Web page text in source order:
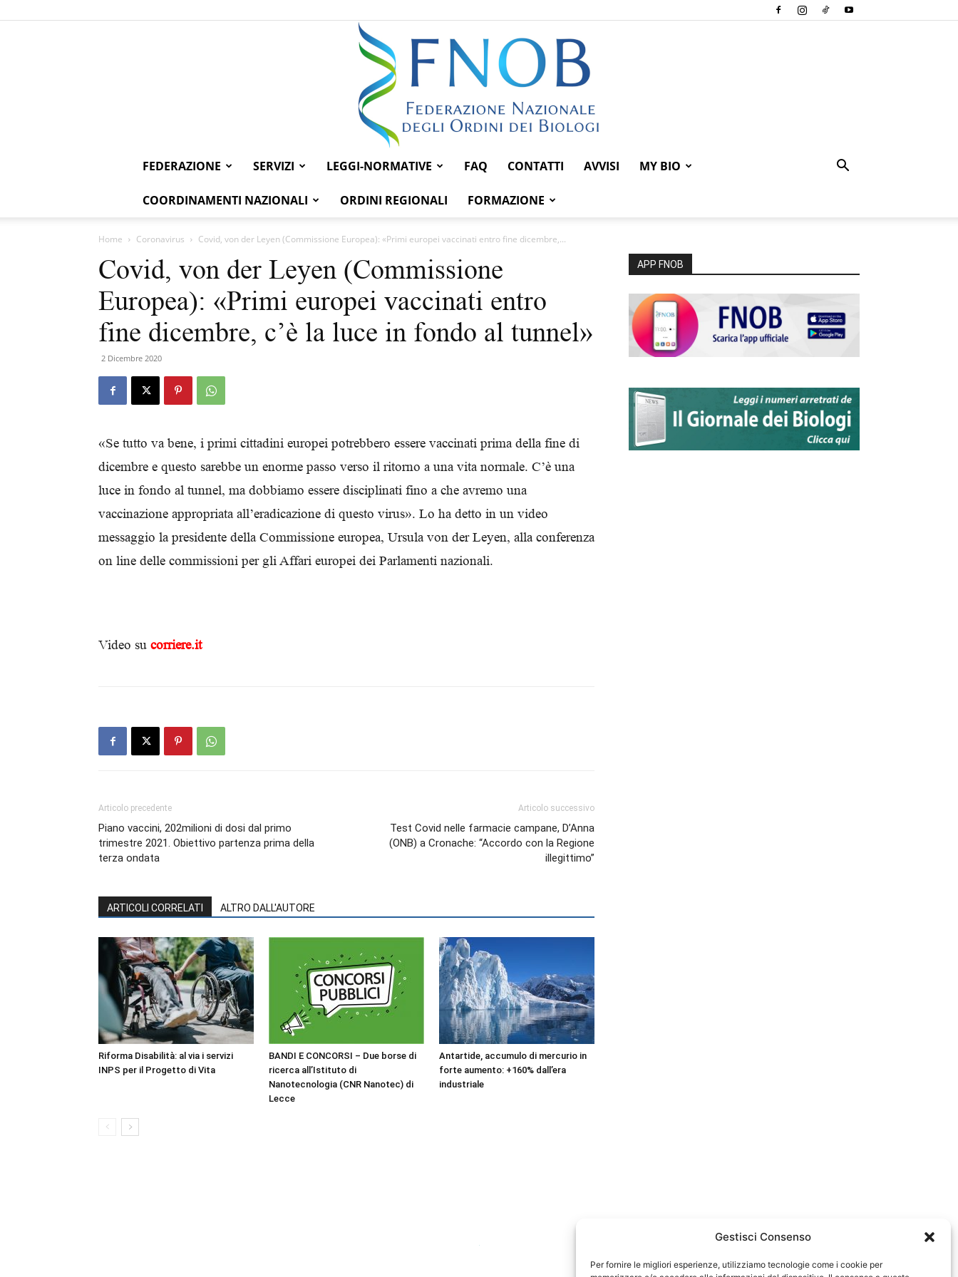
Gestisci Consenso
Per fornire le migliori esperienze, utilizziamo tecnologie come i cookie per
Federazione
Ordini
dei
FEDERAZIONE SERVIZI LEGGI-NORMATIVE FAQ CONTATTI AVVISI MY BIO
COORDINAMENTI NAZIONALI ORDINI REGIONALI FORMAZIONE
Home Coronavirus Covid, von der Leyen (Commissione Europea): «Primi europei vaccinati entro fine dicembre,...
Covid, von der Leyen (Commissione
Europea): «Primi europei vaccinati entro
fine dicembre, c’è la luce in fondo al tunnel»
2 Dicembre 2020
«Se tutto va bene, i primi cittadini europei potrebbero essere vaccinati prima della fine di
dicembre e questo sarebbe un enorme passo verso il ritorno a una vita normale. C’è una
luce in fondo al tunnel, ma dobbiamo essere disciplinati fino a che avremo una
vaccinazione appropriata all’eradicazione di questo virus». Lo ha detto in un video
messaggio la presidente della Commissione europea, Ursula von der Leyen, alla conferenza
on line delle commissioni per gli Affari europei dei Parlamenti nazionali.
Video su corriere.it
Articolo precedente
Piano vaccini, 202milioni di dosi dal primo
trimestre 2021. Obiettivo partenza prima della
terza ondata
Articolo successivo
Test Covid nelle farmacie campane, D’Anna
(ONB) a Cronache: “Accordo con la Regione
illegittimo”
ARTICOLI CORRELATI ALTRO DALL'AUTORE
Riforma Disabilità: al via i servizi
INPS per il Progetto di Vita
BANDI E CONCORSI – Due borse di
ricerca all’Istituto di
Nanotecnologia (CNR Nanotec) di
Lecce
Antartide, accumulo di mercurio in
forte aumento: +160% dall’era
industriale
APP FNOB